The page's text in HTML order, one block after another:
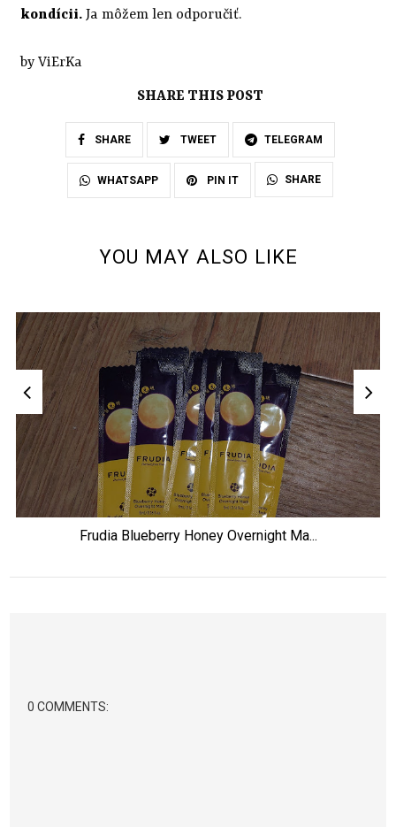
kondícii. Ja môžem len odporučiť.
by ViErKa
SHARE THIS POST
SHARE TWEET TELEGRAM
WHATSAPP PIN IT SHARE
YOU MAY ALSO LIKE
Frudia Blueberry Honey Overnight Ma...
0 COMMENTS: